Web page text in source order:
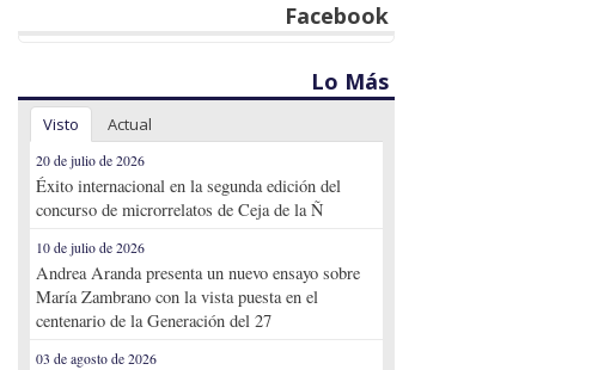
Facebook
Lo Más
Visto Actual
20 de julio de 2026
Éxito internacional en la segunda edición del
concurso de microrrelatos de Ceja de la Ñ
10 de julio de 2026
Andrea Aranda presenta un nuevo ensayo sobre
María Zambrano con la vista puesta en el
centenario de la Generación del 27
03 de agosto de 2026